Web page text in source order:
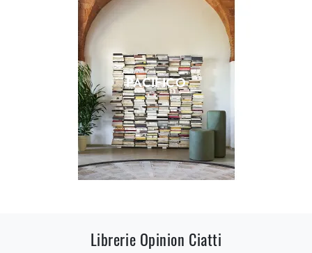
PACIFICO
Librerie Opinion Ciatti